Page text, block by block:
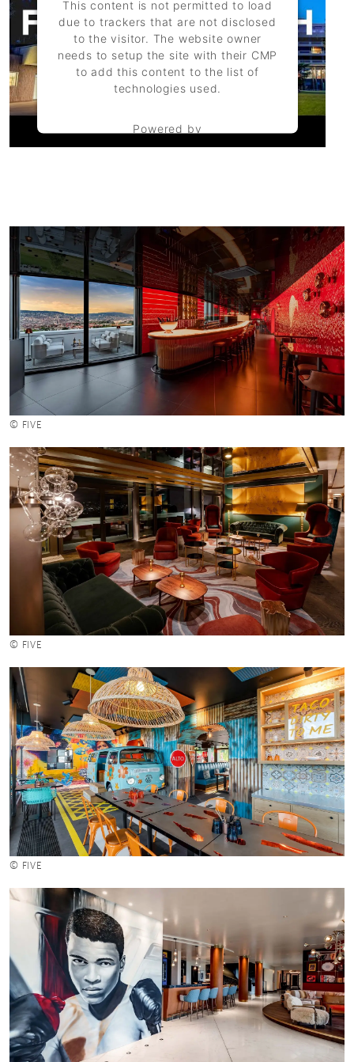
This content is not permitted to load
due to trackers that are not disclosed
to the visitor. The website owner
needs to setup the site with their CMP
to add this content to the list of
technologies used.
Powered by
Usercentrics Consent Management
© FIVE
© FIVE
© FIVE